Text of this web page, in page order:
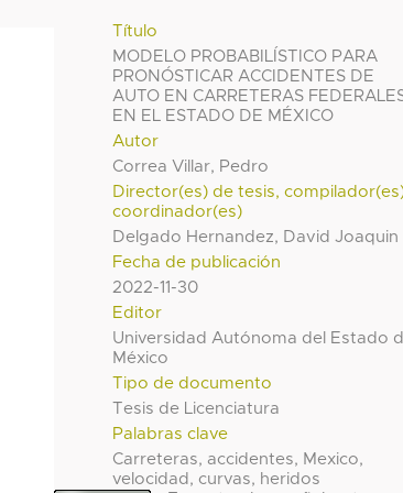
Título
MODELO PROBABILÍSTICO PARA
PRONÓSTICAR ACCIDENTES DE
AUTO EN CARRETERAS
EN EL ESTADO DE MÉXICO
Autor
Correa Villar, Pedro
Director(es) de tesis,
coordinador(es)
Delgado Hernandez, David Joaquin
Fecha de publicación
2022-11-30
Editor
Universidad Autónoma del Estado
México
Tipo de documento
Tesis de Licenciatura
Palabras clave
Carreteras, accidentes, Mexico,
velocidad, curvas, heridos